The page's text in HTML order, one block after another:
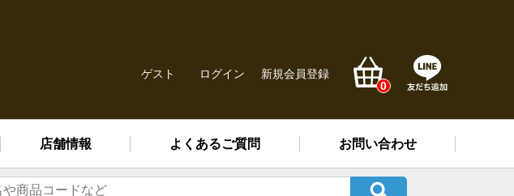
ゲスト ログイン
新規会員登録
0
店舗情報 よくあるご質問 お問い合わせ